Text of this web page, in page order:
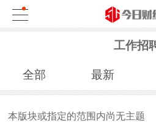
工作招
全部 最新
本版块或指定的范围内尚无主题